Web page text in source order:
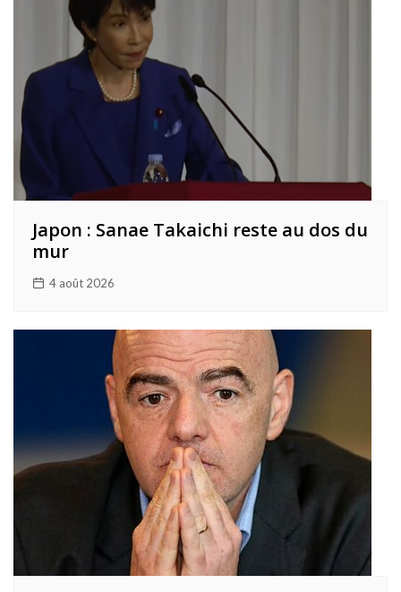
Japon : Sanae Takaichi reste au dos du
mur
4 août 2026